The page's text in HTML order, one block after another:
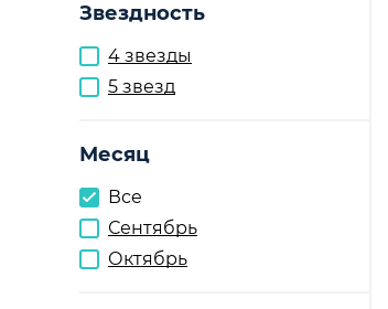
Звездность
4 звезды
5 звезд
Месяц
Все
Сентябрь
Октябрь